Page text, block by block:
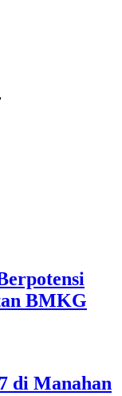
BMKG
di Manahan